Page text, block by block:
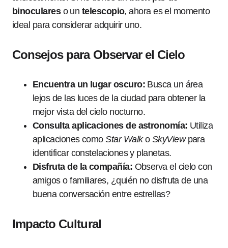
binoculareso un telescopio, ahora es el momento
ideal para considerar adquirir uno.
Consejos para Observar el Cielo
Encuentra un lugar oscuro:Busca un área
lejos de las luces de la ciudad para obtener la
mejor vista del cielo nocturno.
Consulta aplicaciones de astronomía: Utiliza
aplicaciones comoStar Walko SkyViewpara
identificar constelaciones y planetas.
Disfruta de la compañía: Observa el cielo con
amigos o familiares, ¿quién no disfruta de una
buena conversación entre estrellas?
Impacto Cultural